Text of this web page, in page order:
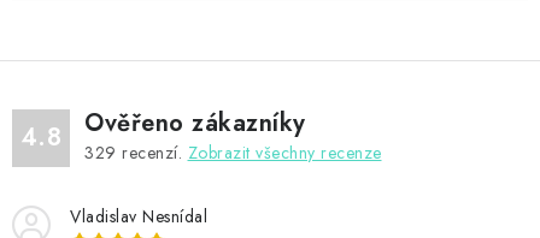
4.8 Ověřeno zákazníky
329 recenzí. Zobrazit všechny recenze
Vladislav Nesnídal